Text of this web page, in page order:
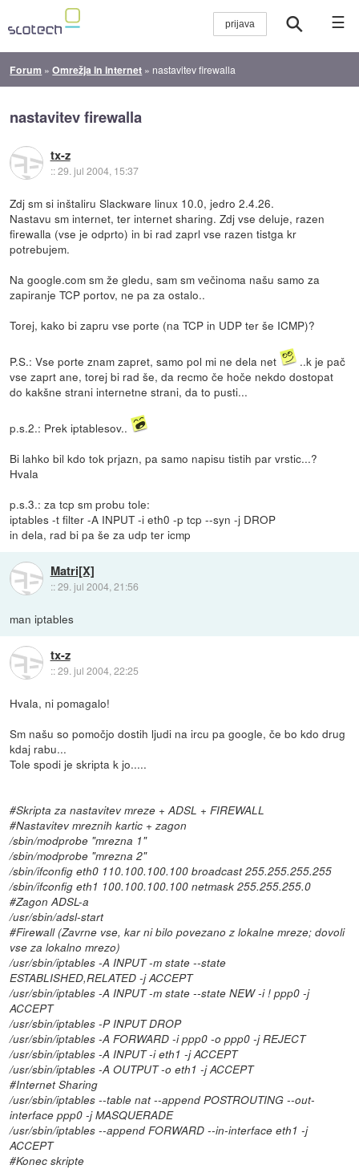
☰
Forum »Omrežja in internet » nastavitev firewalla
nastavitev firewalla
tx-z
::29. jul 2004, 15:37
Zdj sm si inštaliru Slackware linux 10.0, jedro 2.4.26.
Nastavu sm internet, ter internet sharing. Zdj vse deluje, razen
firewalla (vse je odprto) in bi rad zaprl vse razen tistga kr
potrebujem.
Na google.com sm že gledu, sam sm večinoma našu samo za
zapiranje TCP portov, ne pa za ostalo..
Torej, kako bi zapru vse porte (na TCP in UDP ter še ICMP)?
P.S.: Vse porte znam zapret, samo pol mi ne dela net
..k je pač
vse zaprt ane, torej bi rad še, da recmo če hoče nekdo dostopat
do kakšne strani internetne strani, da to pusti...
p.s.2.: Prek iptablesov..
Bi lahko bil kdo tok prjazn, pa samo napisu tistih par vrstic...?
Hvala
p.s.3.: za tcp sm probu tole:
iptables -t filter -A INPUT -i eth0 -p tcp --syn -j DROP
in dela, rad bi pa še za udp ter icmp
Matri[X]
::29. jul 2004, 21:56
man iptables
tx-z
::29. jul 2004, 22:25
Hvala, ni pomagalo!
Sm našu so pomočjo dostih ljudi na ircu pa google, če bo kdo drug
kdaj rabu...
Tole spodi je skripta k jo.....
#Skripta za nastavitev mreze + ADSL + FIREWALL
#Nastavitev mreznih kartic + zagon
/sbin/modprobe "mrezna 1"
/sbin/modprobe "mrezna 2"
/sbin/ifconfig eth0 110.100.100.100 broadcast 255.255.255.255
/sbin/ifconfig eth1 100.100.100.100 netmask 255.255.255.0
#Zagon ADSL-a
/usr/sbin/adsl-start
#Firewall (Zavrne vse, kar ni bilo povezano z lokalne mreze; dovoli
vse za lokalno mrezo)
/usr/sbin/iptables -A INPUT -m state --state
ESTABLISHED,RELATED -j ACCEPT
/usr/sbin/iptables -A INPUT -m state --state NEW -i ! ppp0 -j
ACCEPT
/usr/sbin/iptables -P INPUT DROP
/usr/sbin/iptables -A FORWARD -i ppp0 -o ppp0 -j REJECT
/usr/sbin/iptables -A INPUT -i eth1 -j ACCEPT
/usr/sbin/iptables -A OUTPUT -o eth1 -j ACCEPT
#Internet Sharing
/usr/sbin/iptables --table nat --append POSTROUTING --out-
interface ppp0 -j MASQUERADE
/usr/sbin/iptables --append FORWARD --in-interface eth1 -j
ACCEPT
#Konec skripte